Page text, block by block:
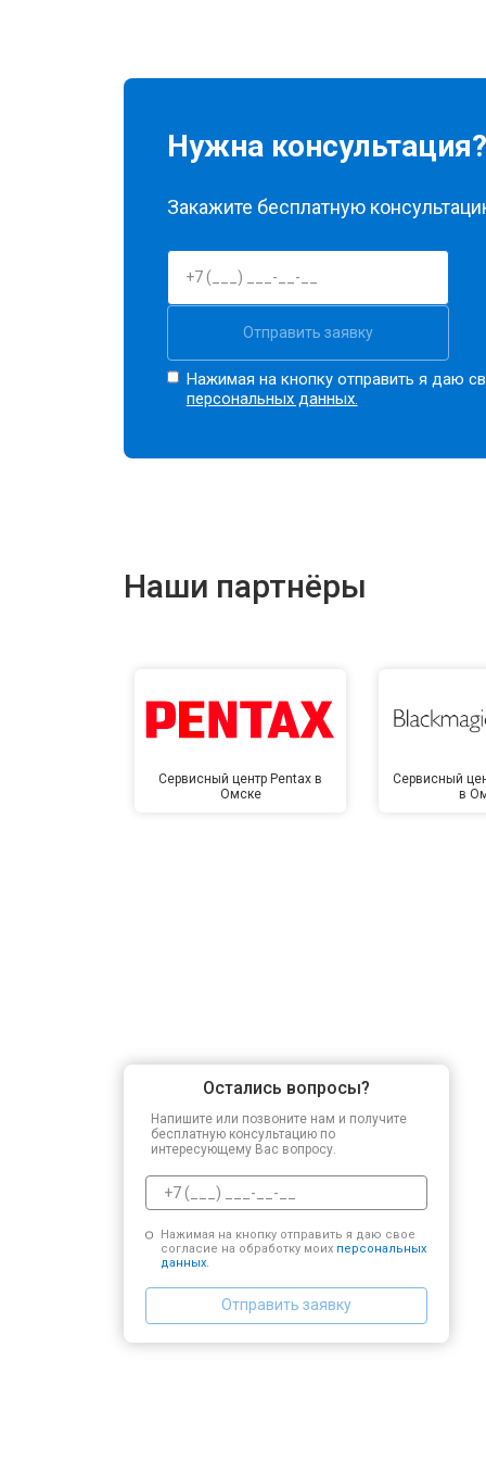
Нужна консультация?
Закажите бесплатную
Отправить заявку
Нажимая на кнопку отправить я даю
персональных данных.
Наши партнёры
Сервисный центр Pentax в
Омске
Сервисный
в
Остались вопросы?
Напишите или позвоните нам и получите
бесплатную консультацию по
интересующему Вас вопросу.
Нажимая на кнопку отправить я даю свое
согласие на обработку моих персональных
данных.
Отправить заявку